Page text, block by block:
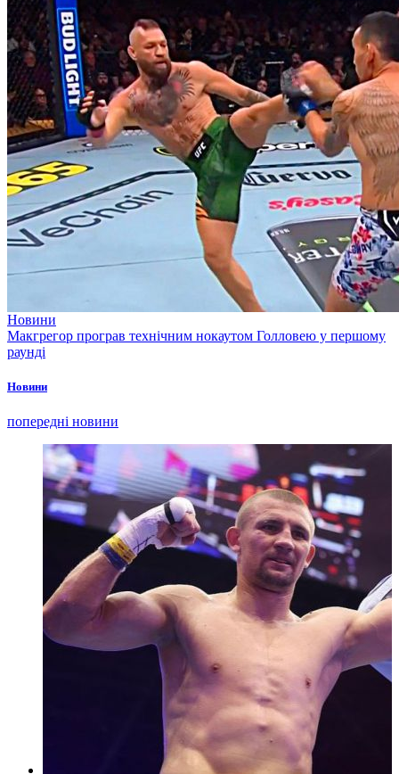
Новини
Макгрегор програв технічним нокаутом Голловею у першому
раунді
Новини
попередні новини